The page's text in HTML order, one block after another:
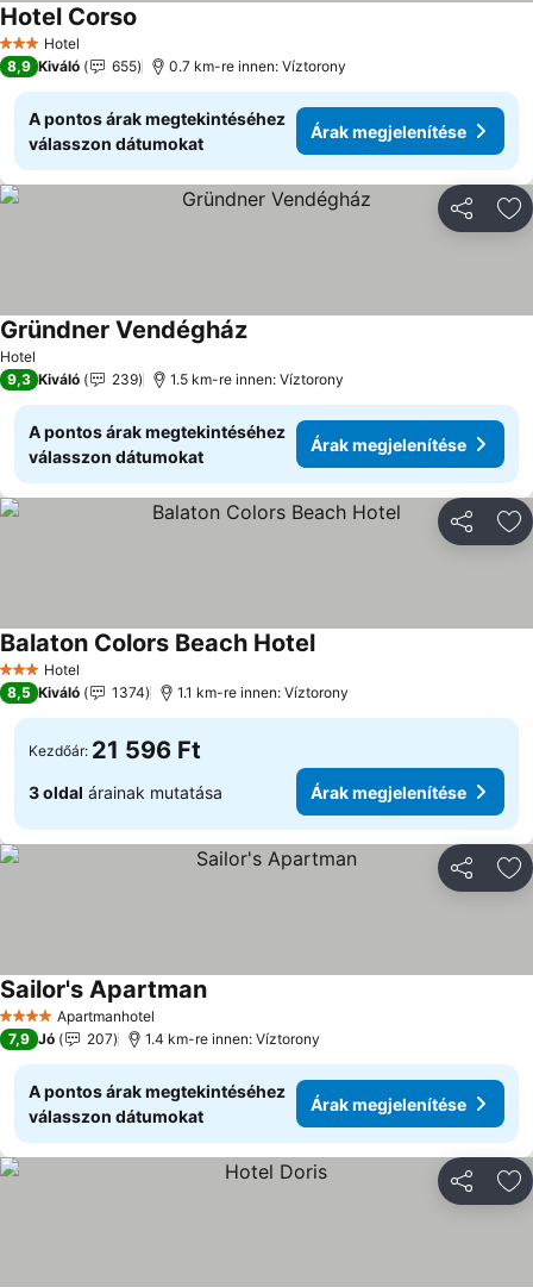
3 Kategória
Hotel
Hotel Corso
8,9 Kiváló 655 0.7 km-re innen: Víztorony
A pontos árak megtekintéséhez
válasszon dátumokat
Árak megjelenítése
Hotel
Gründner VendégházÁrak megjelenítése
9,3 Kiváló 239 1.5 km-re innen: Víztorony
A pontos árak megtekintéséhez
válasszon dátumokat
Árak megjelenítése
3 Kategória
Hotel
Balaton Colors Beach HotelÁrak megjelenítése
8,5 Kiváló 1374 1.1 km-re innen: Víztorony
Kezdőár: 21 596 Ft
3 oldal árainak mutatása Árak megjelenítése
4 KategóriaApartmanhotel
Sailor's ApartmanÁrak megjelenítése
7,9 Jó 207 1.4 km-re innen: Víztorony
A pontos árak megtekintéséhez
válasszon dátumokat
Árak megjelenítése